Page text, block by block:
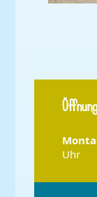
Uhr